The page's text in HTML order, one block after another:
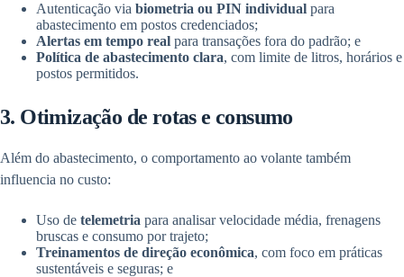
Autenticação via biometria ou PIN individual para
abastecimento em postos credenciados;
Alertas em tempo real para transações fora do padrão; e
Política de abastecimento clara, com limite de litros, horários e
postos permitidos.
3. Otimização de rotas e consumo
Além do abastecimento, o comportamento ao volante também
influencia no custo:
Uso de telemetria para analisar velocidade média, frenagens
bruscas e consumo por trajeto;
Treinamentos de direção econômica, com foco em práticas
sustentáveis e seguras; e